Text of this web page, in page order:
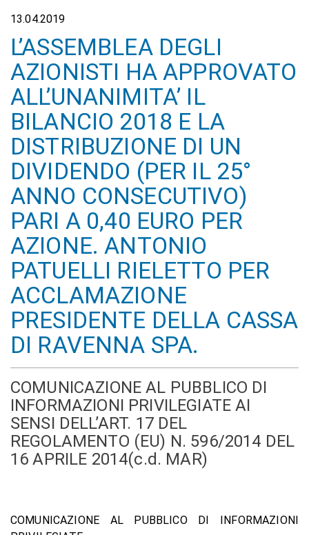
13.04.2019
L’ASSEMBLEA DEGLI
AZIONISTI HA APPROVATO
ALL’UNANIMITA’ IL
BILANCIO 2018 E LA
DISTRIBUZIONE DI UN
DIVIDENDO (PER IL 25°
ANNO CONSECUTIVO)
PARI A 0,40 EURO PER
AZIONE. ANTONIO
PATUELLI RIELETTO PER
ACCLAMAZIONE
PRESIDENTE DELLA CASSA
DI RAVENNA SPA.
COMUNICAZIONE AL PUBBLICO DI
INFORMAZIONI PRIVILEGIATE AI
SENSI DELL’ART. 17 DEL
REGOLAMENTO (EU) N. 596/2014 DEL
16 APRILE 2014(c.d. MAR)
COMUNICAZIONE AL PUBBLICO DI INFORMAZIONI